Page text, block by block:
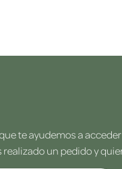
te ayudemos a
realizado un pedido y